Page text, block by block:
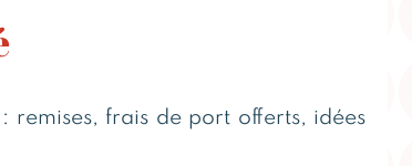
remises, frais de port offerts, idées